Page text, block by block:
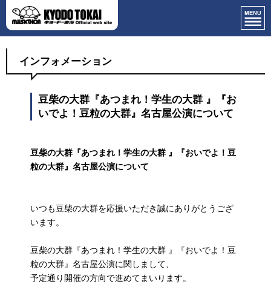
インフォメーション
豆柴の大群『あつまれ！学生の大群 』『お
いでよ！豆粒の大群』名古屋公演について
豆柴の大群『あつまれ！学生の大群 』『おいでよ！豆
粒の大群』名古屋公演について
いつも豆柴の大群を応援いただき誠にありがとうござ
います。
豆柴の大群『あつまれ！学生の大群 』『おいでよ！豆
粒の大群』名古屋公演に関しまして、
予定通り開催の方向で進めてまいります。